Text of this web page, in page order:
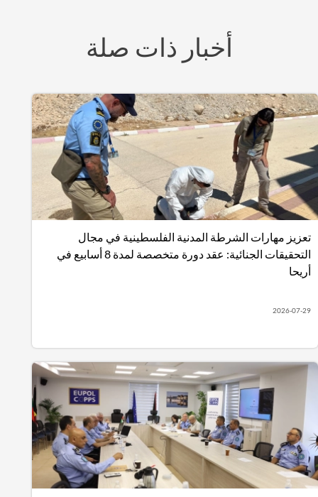
أخبار ذات صلة
مهارات الشرطة المدنية الفلسطينية في مجال
التحقيقات الجنائية: عقد دورة متخصصة لمدة 8 أسابيع في
2026-